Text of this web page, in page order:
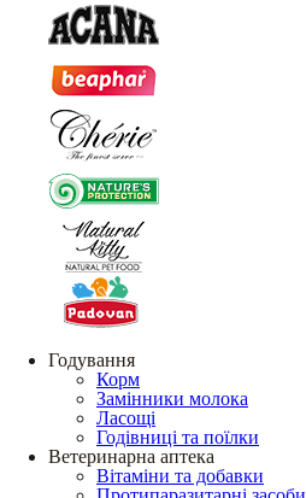
Годування
Корм
Замінники молока
Ласощі
Годівниці та поїлки
Ветеринарна аптека
Вітаміни та добавки